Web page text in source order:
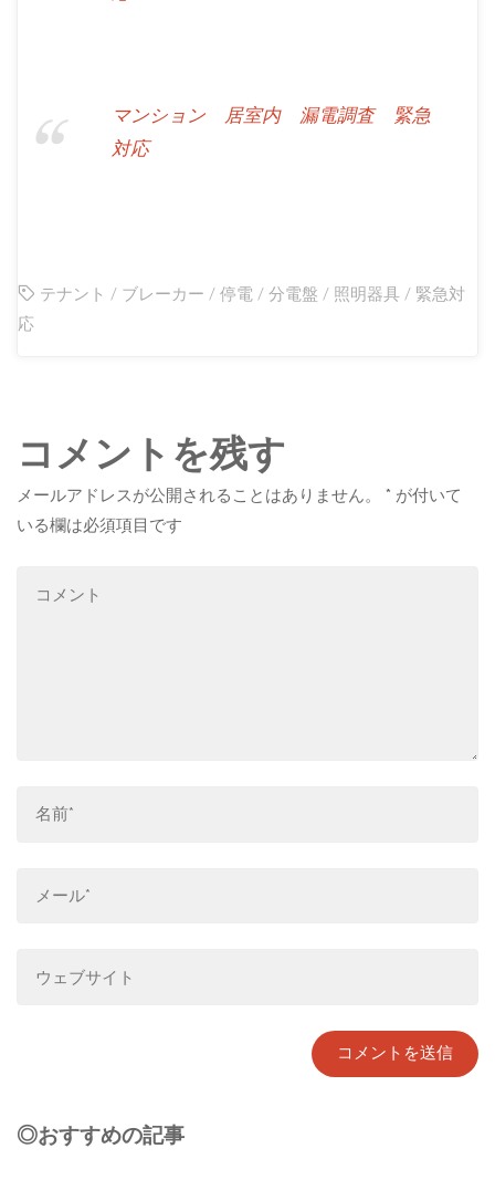
マンション 居室内 漏電調査 緊急
対応
テナント / ブレーカー / 停電/ 分電盤 / 照明器具/ 緊急対
応
コメントを残す
メールアドレスが公開されることはありません。 * が付いて
いる欄は必須項目です
◎おすすめの記事